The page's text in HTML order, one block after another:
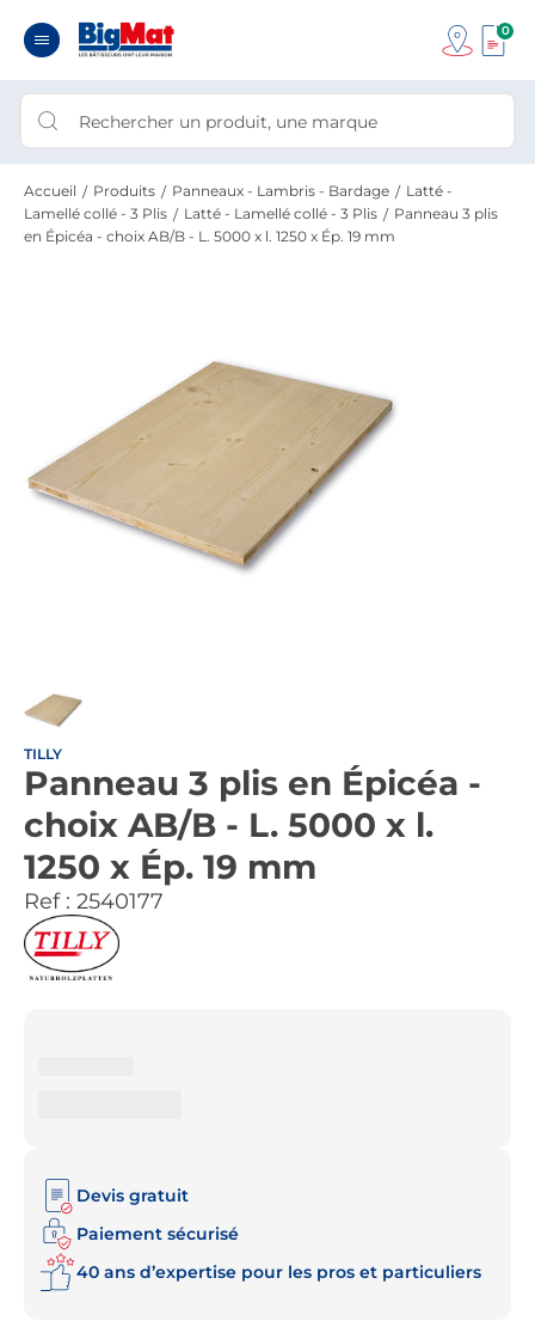
0
Accueil Produits Panneaux - Lambris - Bardage
Latté -
Lamellé collé - 3 Plis
Latté - Lamellé collé - 3 Plis
Panneau 3 plis
en Épicéa - choix AB/B - L. 5000 x l. 1250 x Ép. 19 mm
TILLY
Panneau 3 plis en Épicéa -
choix AB/B - L. 5000 x l.
1250 x Ép. 19 mm
Ref : 2540177
Devis gratuit
Paiement sécurisé
40 ans d’expertise pour les pros et particuliers